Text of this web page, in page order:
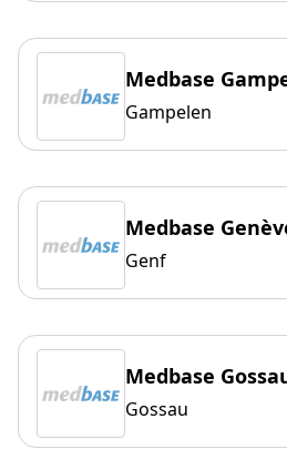
Medbase
Gampelen
Medbase
Genf
Medbase
Gossau